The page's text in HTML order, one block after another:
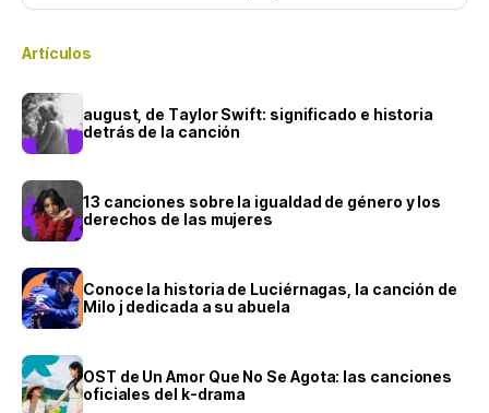
Artículos
august, de Taylor Swift: significado e historia
detrás de la canción
13 canciones sobre la igualdad de género y los
derechos de las mujeres
Conoce la historia de Luciérnagas, la canción de
Milo j dedicada a su abuela
OST de Un Amor Que No Se Agota: las canciones
oficiales del k-drama